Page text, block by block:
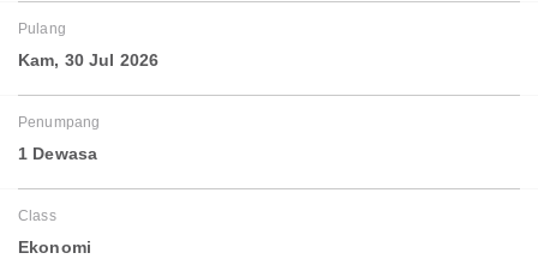
Pulang
Kam, 30 Jul 2026
Penumpang
1 Dewasa
Class
Ekonomi